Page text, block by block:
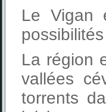
Le Vigan
La région
vallées
torrents